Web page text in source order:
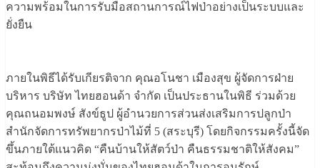
ความพร้อมในการรับมือสถานการณ์ไฟป่าอย่างเป็นระบบและ
ยั่งยืน
ภายในพิธีได้รับเกียรติจาก คุณอโนชา เมืองสุข ผู้จัดการฝ่าย
บริหาร บริษัท ไทยฮอนด้า จำกัด เป็นประธานในพิธี ร่วมด้วย
คุณถนอมพงษ์ สังข์ธูป ผู้อำนวยการส่วนส่งเสริมการปลูกป่า
สำนักจัดการทรัพยากรป่าไม้ที่ 5 (สระบุรี) โดยกิจกรรมครั้งนี้จัด
ขึ้นภายใต้แนวคิด “คืนบ้านให้สัตว์ป่า คืนธรรมชาติให้สังคม”